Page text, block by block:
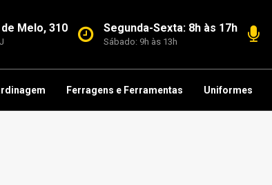
Melo, 310 Segunda-Sexta: 8h às 17h
Sábado: 9h às 13h
Ferragens e Ferramentas Uniformes